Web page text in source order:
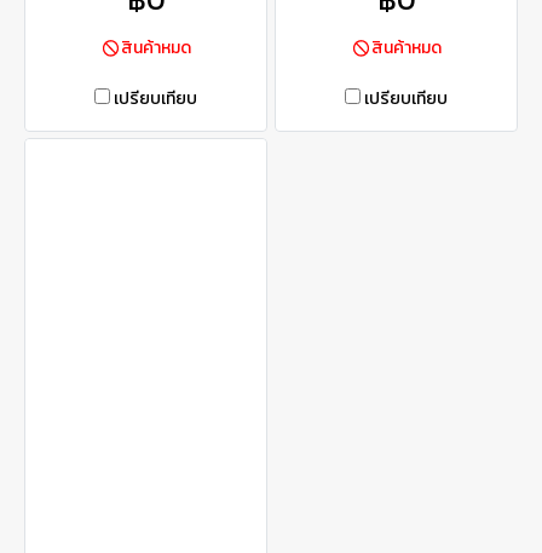
สินค้าหมด
เปรียบเทียบ
สินค้าหมด
เปรียบเทียบ